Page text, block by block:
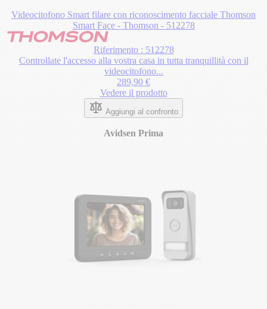
Videocitofono Smart filare con riconoscimento facciale Thomson
Smart Face - Thomson - 512278
Riferimento : 512278
Controllate l'accesso alla vostra casa in tutta tranquillità con il
videocitofono...
289,90 €
Vedere il prodotto
Aggiungi al confronto
Avidsen Prima